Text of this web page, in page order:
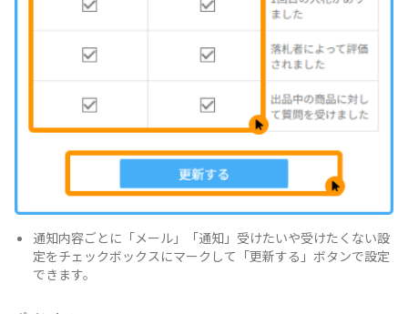
通知内容ごとに「メール」「通知」受けたいや受けたくない設
定をチェックボックスにマークして「更新する」ボタンで設定
できます。